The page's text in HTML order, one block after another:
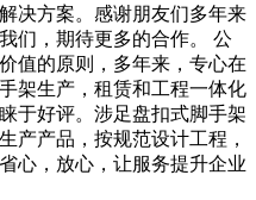
决方案。感谢朋友们多年来
们，期待更多的合作。 公
值的原则，多年来，专心在
架生产，租赁和工程一体化
于好评。涉足盘扣式脚手架
产产品，按规范设计工程，
心，放心，让服务提升企业